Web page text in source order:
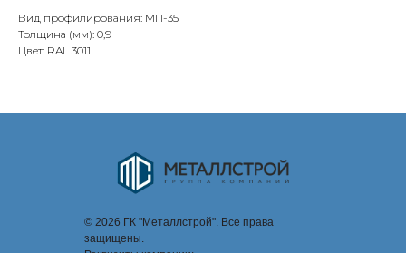
Вид профилирования: МП-35
Толщина (мм): 0,9
Цвет: RAL 3011
© 2026 ГК "Металлстрой". Все права
защищены.